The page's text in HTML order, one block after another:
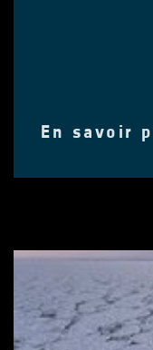
En savoir